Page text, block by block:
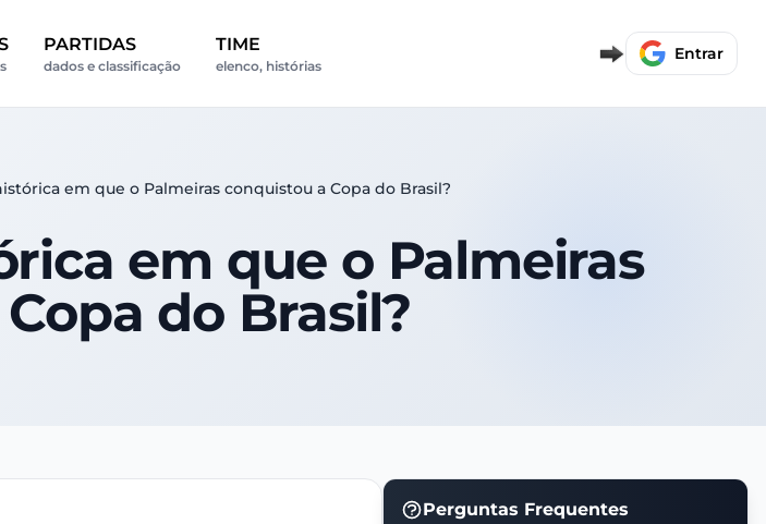
PARTIDAS
dados e classificação
TIME
elenco, histórias
Entrar
em que o Palmeiras conquistou a Copa do Brasil?
em que o Palmeiras
do Brasil?
Perguntas Frequentes